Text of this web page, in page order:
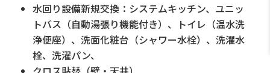
水回り設備新規交換：システムキッチン、ユニッ
トバス（自動湯張り機能付き）、トイレ（温水洗
浄便座）、洗面化粧台（シャワー水栓）、洗濯水
栓、洗濯パン、